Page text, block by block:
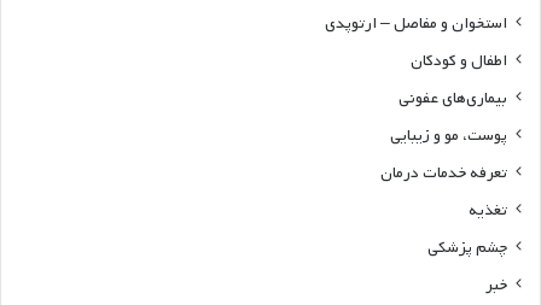
استخوان و مفاصل – ارتوپدی
اطفال و کودکان
بیماری‌های عفونی
پوست، مو و زیبایی
تعرفه خدمات درمان
تغذیه
چشم پزشکی
خبر